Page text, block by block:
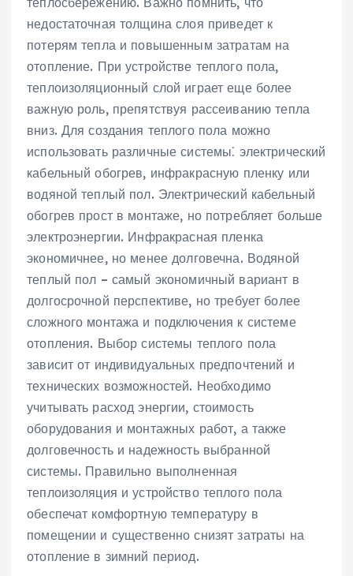
недостаточная толщина слоя приведет к
потерям тепла и повышенным затратам на
отопление. При устройстве теплого пола,
теплоизоляционный слой играет еще более
важную роль, препятствуя рассеиванию тепла
вниз. Для создания теплого пола можно
использовать различные системы⁚ электрический
кабельный обогрев, инфракрасную пленку или
водяной теплый пол. Электрический кабельный
обогрев прост в монтаже, но потребляет больше
электроэнергии. Инфракрасная пленка
экономичнее, но менее долговечна. Водяной
теплый пол – самый экономичный вариант в
долгосрочной перспективе, но требует более
сложного монтажа и подключения к системе
отопления. Выбор системы теплого пола
зависит от индивидуальных предпочтений и
технических возможностей. Необходимо
учитывать расход энергии, стоимость
оборудования и монтажных работ, а также
долговечность и надежность выбранной
системы. Правильно выполненная
теплоизоляция и устройство теплого пола
обеспечат комфортную температуру в
помещении и существенно снизят затраты на
отопление в зимний период.